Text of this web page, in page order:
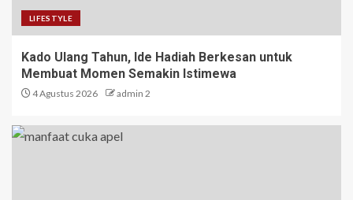
LIFESTYLE
Kado Ulang Tahun, Ide Hadiah Berkesan untuk
Membuat Momen Semakin Istimewa
4 Agustus 2026 admin 2